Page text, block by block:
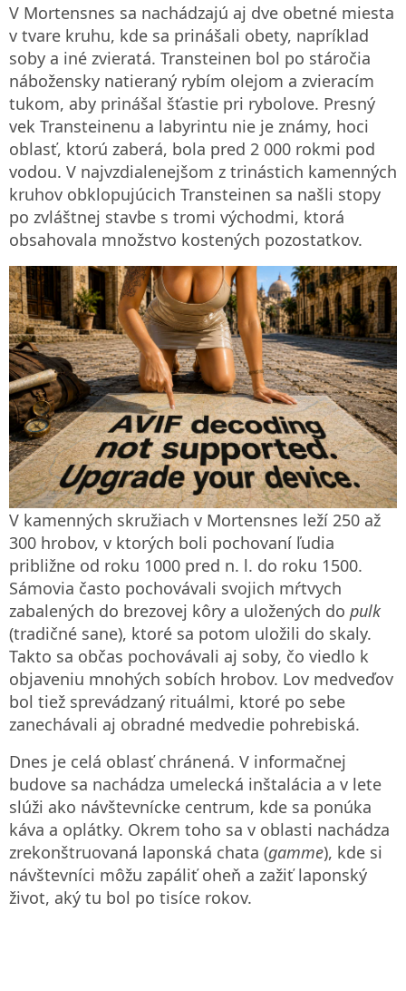
V Mortensnes sa nachádzajú aj dve obetné miesta
v tvare kruhu, kde sa prinášali obety, napríklad
soby a iné zvieratá. Transteinen bol po stáročia
nábožensky natieraný rybím olejom a zvieracím
tukom, aby prinášal šťastie pri rybolove. Presný
vek Transteinenu a labyrintu nie je známy, hoci
oblasť, ktorú zaberá, bola pred 2 000 rokmi pod
vodou. V najvzdialenejšom z trinástich kamenných
kruhov obklopujúcich Transteinen sa našli stopy
po zvláštnej stavbe s tromi východmi, ktorá
obsahovala množstvo kostených pozostatkov.
V kamenných skružiach v Mortensnes leží 250 až
300 hrobov, v ktorých boli pochovaní ľudia
približne od roku 1000 pred n. l. do roku 1500.
Sámovia často pochovávali svojich mŕtvych
zabalených do brezovej kôry a uložených do pulk
(tradičné sane), ktoré sa potom uložili do skaly.
Takto sa občas pochovávali aj soby, čo viedlo k
objaveniu mnohých sobích hrobov. Lov medveďov
bol tiež sprevádzaný rituálmi, ktoré po sebe
zanechávali aj obradné medvedie pohrebiská.
Dnes je celá oblasť chránená. V informačnej
budove sa nachádza umelecká inštalácia a v lete
slúži ako návštevnícke centrum, kde sa ponúka
káva a oplátky. Okrem toho sa v oblasti nachádza
zrekonštruovaná laponská chata (gamme), kde si
návštevníci môžu zapáliť oheň a zažiť laponský
život, aký tu bol po tisíce rokov.